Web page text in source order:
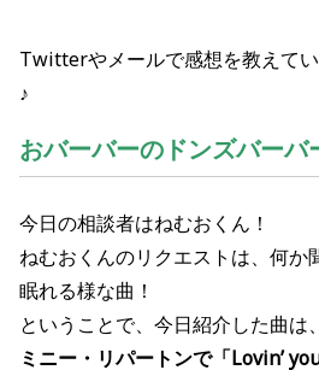
Twitterやメールで感想を教えて
♪
おバーバーのドンズバーバ
今日の相談者はねむおくん！
ねむおくんのリクエストは、 何か
眠れる様な曲 ！
ということで、今日紹介した曲は、
ミニー・リパートンで「Lovin’